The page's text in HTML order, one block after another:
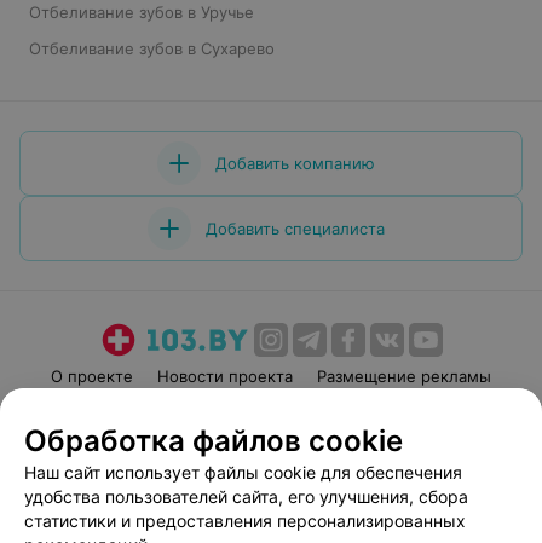
Отбеливание зубов в Уручье
Отбеливание зубов в Сухарево
Добавить компанию
Добавить специалиста
О проекте Новости проекта
Размещение рекламы
Пользовательское соглашение
Способы оплаты
Вакансии
Партнеры
Написать руководителю 103.by
Обработка файлов cookie
Наш сайт использует файлы cookie для обеспечения
удобства пользователей сайта, его улучшения, сбора
статистики и предоставления персонализированных